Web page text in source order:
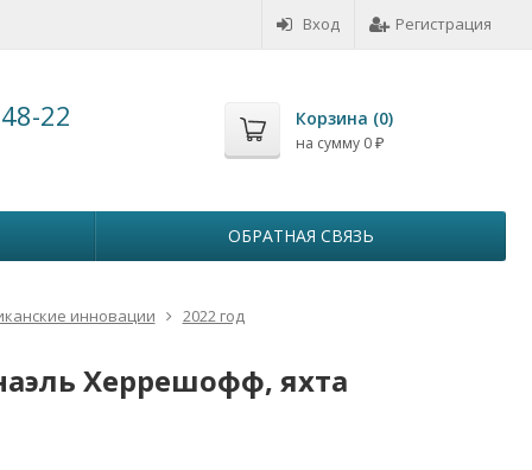
Вход Регистрация
22 Корзина (0)
на сумму 0 ₽
ОБРАТНАЯ СВЯЗЬ
инновации 2022 год
Херрешофф, яхта